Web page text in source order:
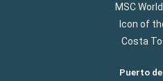
MSC
Icon of
Costa
Puerto